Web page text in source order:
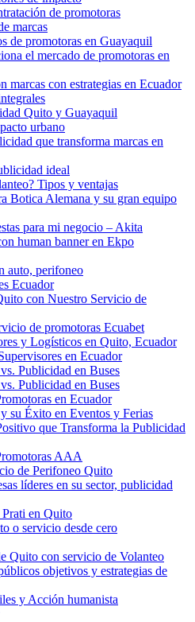
de promotoras
marcas
de promotoras en Guayaquil
el mercado de promotoras en
marcas con estrategias en Ecuador
Quito y Guayaquil
urbano
que transforma marcas en
ideal
Tipos y ventajas
Botica Alemana y su gran equipo
para mi negocio – Akita
human banner en Ekpo
auto, perifoneo
Ecuador
con Nuestro Servicio de
de promotoras Ecuabet
y Logísticos en Quito, Ecuador
en Ecuador
Publicidad en Buses
Publicidad en Buses
en Ecuador
su Éxito en Eventos y Ferias
que Transforma la Publicidad
AAA
de Perifoneo Quito
líderes en su sector, publicidad
en Quito
o servicio desde cero
Quito con servicio de Volanteo
objetivos y estrategias de
y Acción humanista